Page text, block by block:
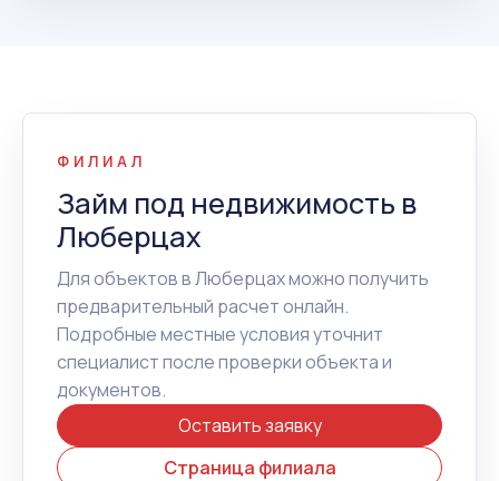
ФИЛИАЛ
Займ под недвижимость в
Люберцах
Для объектов в Люберцах можно получить
предварительный расчет онлайн.
Подробные местные условия уточнит
специалист после проверки объекта и
документов.
Оставить заявку
Страница филиала